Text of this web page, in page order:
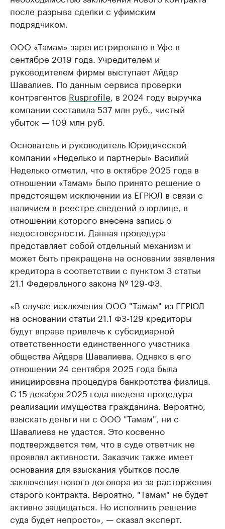
после разрыва сделки с уфимским
подрядчиком.
ООО «Тамам» зарегистрировано в Уфе в
сентябре 2019 года. Учредителем и
руководителем фирмы выступает Айдар
Шавалиев. По данным сервиса проверки
контрагентов Rusprofile , в 2024 году выручка
компании составила 537 млн руб., чистый
убыток — 109 млн руб.
Основатель и руководитель Юридической
компании «Неделько и партнеры» Василий
Неделько отметил, что в октябре 2025 года в
отношении «Тамам» было принято решение о
предстоящем исключении из ЕГРЮЛ в связи с
наличием в реестре сведений о юрлице, в
отношении которого внесена запись о
недостоверности. Данная процедура
представляет собой отдельный механизм и
может быть прекращена на основании заявления
кредитора в соответствии с пунктом 3 статьи
21.1 Федерального закона № 129-ФЗ.
«В случае исключения ООО "Тамам" из ЕГРЮЛ
на основании статьи 21.1 ФЗ-129 кредиторы
будут вправе привлечь к субсидиарной
ответственности единственного участника
общества Айдара Шавалиева. Однако в его
отношении 24 сентября 2025 года была
инициирована процедура банкротства физлица.
С 15 декабря 2025 года введена процедура
реализации имущества гражданина. Вероятно,
взыскать деньги ни с ООО "Тамам", ни с
Шавалиева не удастся. Это косвенно
подтверждается тем, что в суде ответчик не
проявлял активности. Заказчик также имеет
основания для взыскания убытков после
заключения нового договора из-за расторжения
старого контракта. Вероятно, "Тамам" не будет
активно защищаться. Но исполнить решение
суда будет непросто», — сказал эксперт.